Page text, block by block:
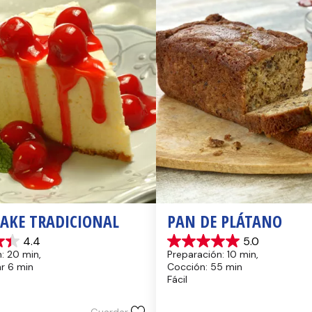
TRADICIONAL
4.4
20 min,
6 min
PAN DE PLÁTANO
5.0
5.0
de
5
estrellas.
Preparación: 10 min,
Cocción: 55 min
Fácil